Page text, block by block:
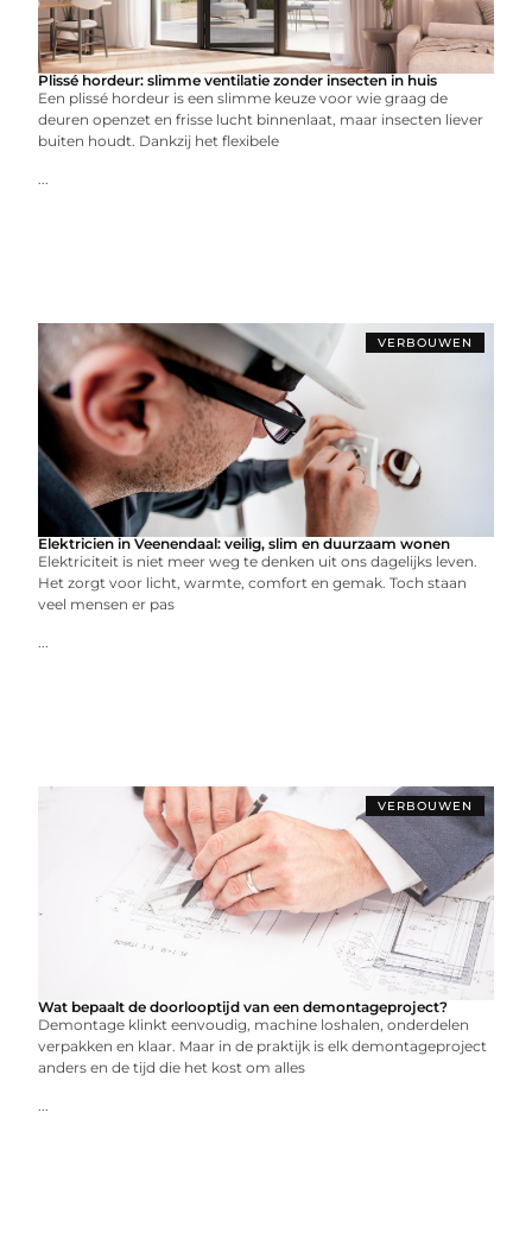
Plissé hordeur: slimme ventilatie zonder insecten in huis
Een plissé hordeur is een slimme keuze voor wie graag de
deuren openzet en frisse lucht binnenlaat, maar insecten liever
buiten houdt. Dankzij het flexibele
...
VERBOUWEN
Elektricien in Veenendaal: veilig, slim en duurzaam wonen
Elektriciteit is niet meer weg te denken uit ons dagelijks leven.
Het zorgt voor licht, warmte, comfort en gemak. Toch staan
veel mensen er pas
...
VERBOUWEN
Wat bepaalt de doorlooptijd van een demontageproject?
Demontage klinkt eenvoudig, machine loshalen, onderdelen
verpakken en klaar. Maar in de praktijk is elk demontageproject
anders en de tijd die het kost om alles
...